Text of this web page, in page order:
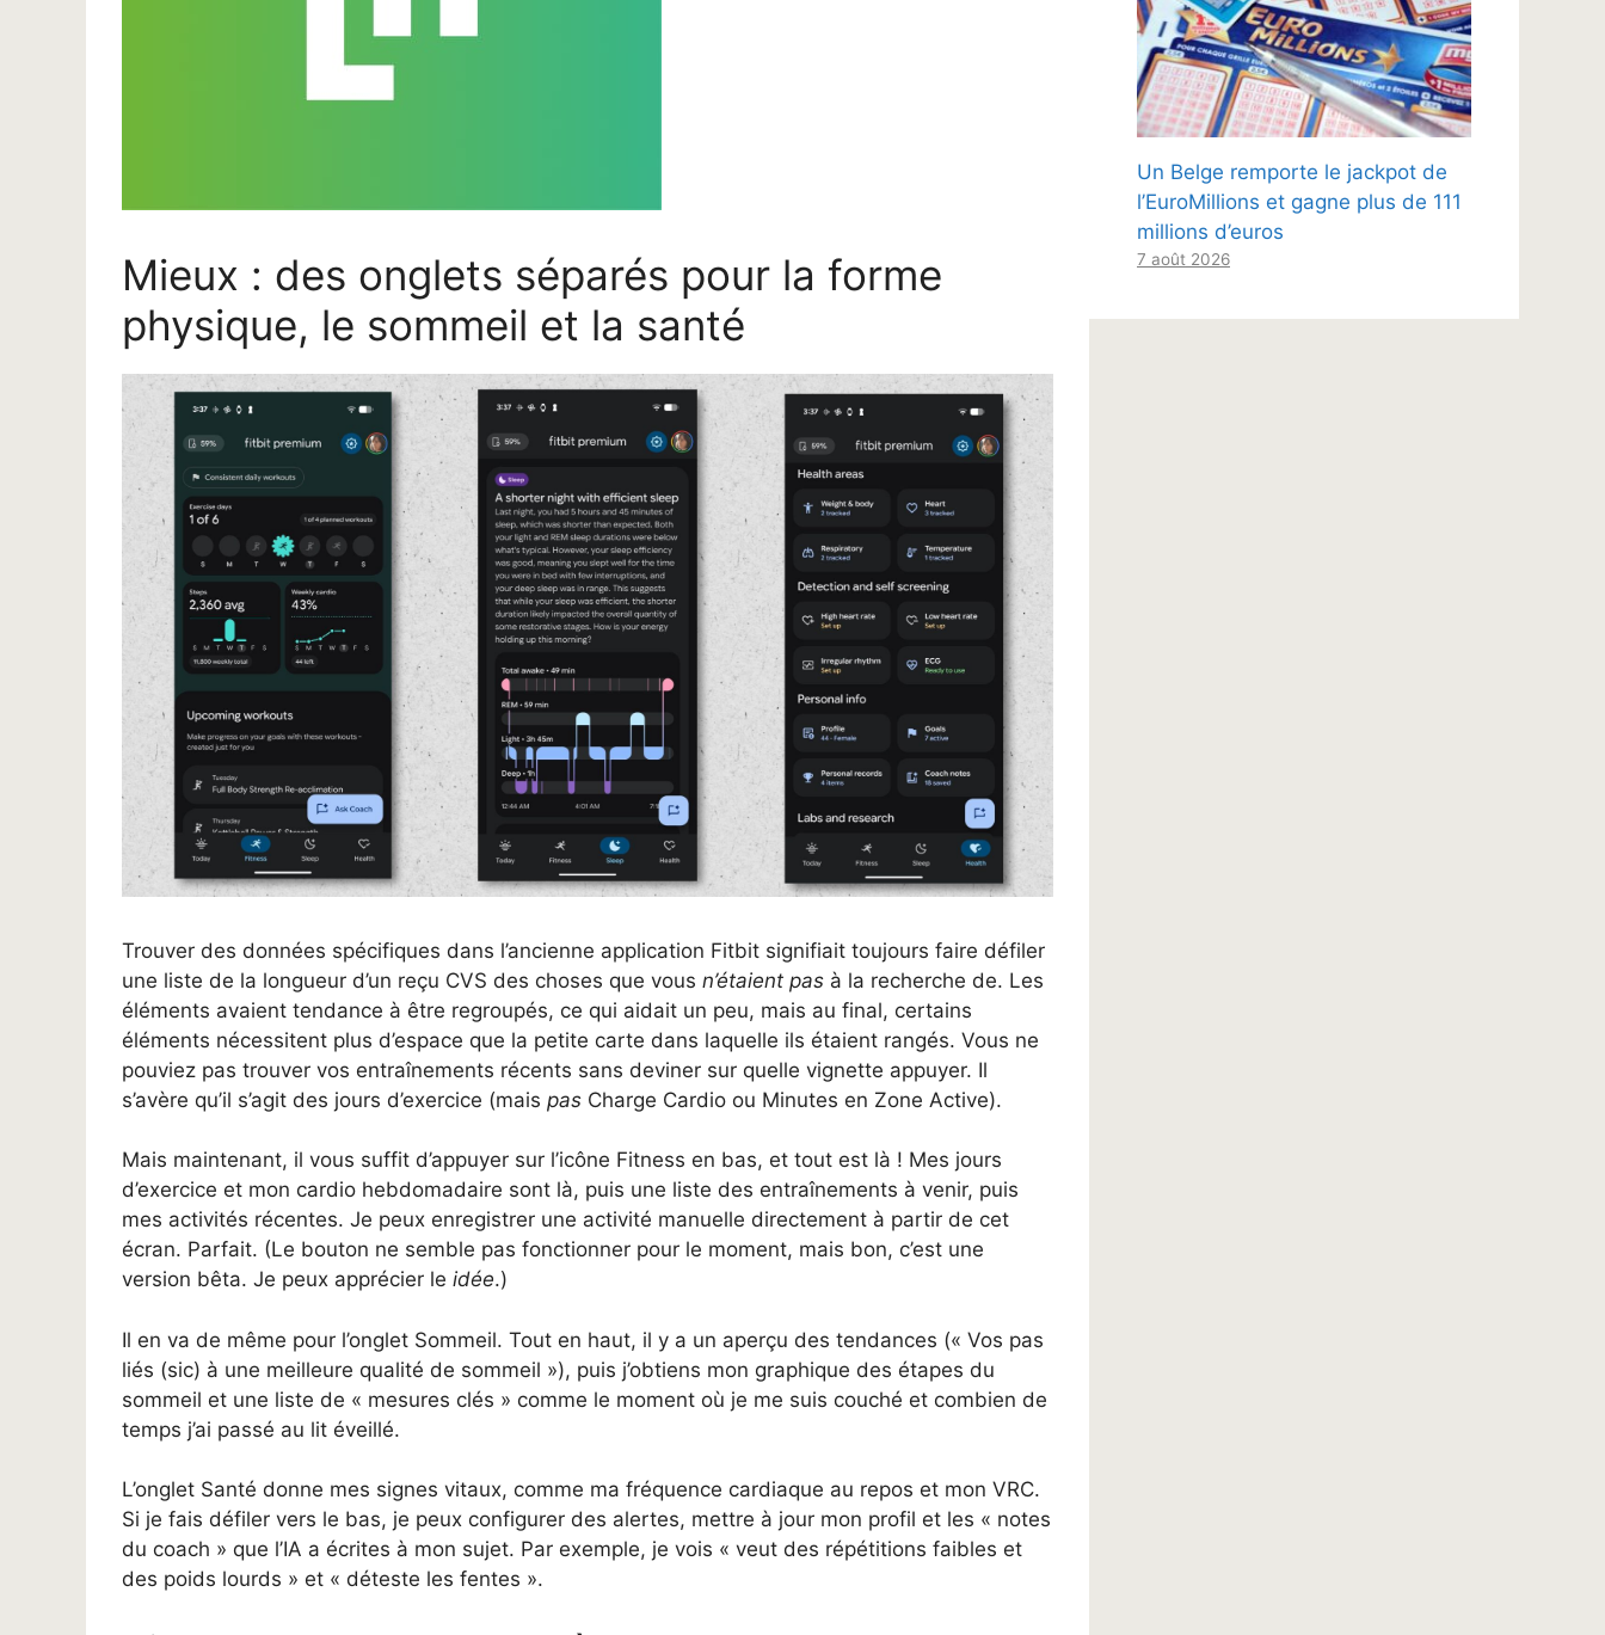
Mieux : des onglets séparés pour la forme
physique, le sommeil et la santé
Trouver des données spécifiques dans l’ancienne application Fitbit signifiait toujours faire défiler
une liste de la longueur d’un reçu CVS des choses que vous n’étaient pas à la recherche de. Les
éléments avaient tendance à être regroupés, ce qui aidait un peu, mais au final, certains
éléments nécessitent plus d’espace que la petite carte dans laquelle ils étaient rangés. Vous ne
pouviez pas trouver vos entraînements récents sans deviner sur quelle vignette appuyer. Il
s’avère qu’il s’agit des jours d’exercice (mais pas Charge Cardio ou Minutes en Zone Active).
Mais maintenant, il vous suffit d’appuyer sur l’icône Fitness en bas, et tout est là ! Mes jours
d’exercice et mon cardio hebdomadaire sont là, puis une liste des entraînements à venir, puis
mes activités récentes. Je peux enregistrer une activité manuelle directement à partir de cet
écran. Parfait. (Le bouton ne semble pas fonctionner pour le moment, mais bon, c’est une
version bêta. Je peux apprécier le idée.)
Il en va de même pour l’onglet Sommeil. Tout en haut, il y a un aperçu des tendances (« Vos pas
liés (sic) à une meilleure qualité de sommeil »), puis j’obtiens mon graphique des étapes du
sommeil et une liste de « mesures clés » comme le moment où je me suis couché et combien de
temps j’ai passé au lit éveillé.
L’onglet Santé donne mes signes vitaux, comme ma fréquence cardiaque au repos et mon VRC.
Si je fais défiler vers le bas, je peux configurer des alertes, mettre à jour mon profil et les « notes
du coach » que l’IA a écrites à mon sujet. Par exemple, je vois « veut des répétitions faibles et
des poids lourds » et « déteste les fentes ».
Un Belge remporte le jackpot de
l’EuroMillions et gagne plus de 111
millions d’euros
7 août 2026